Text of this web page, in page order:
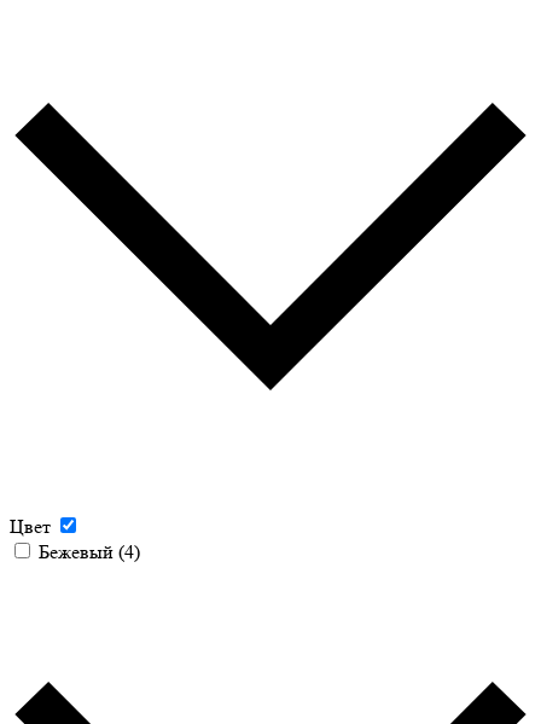
Цвет
Бежевый (4)